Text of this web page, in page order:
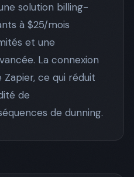
solution billing-
à $25/mois
et une
La connexion
ce qui réduit
de
de dunning.